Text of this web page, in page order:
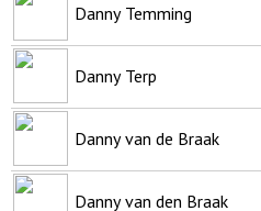
Danny Temming
Danny Terp
Danny van de Braak
Danny van den Braak